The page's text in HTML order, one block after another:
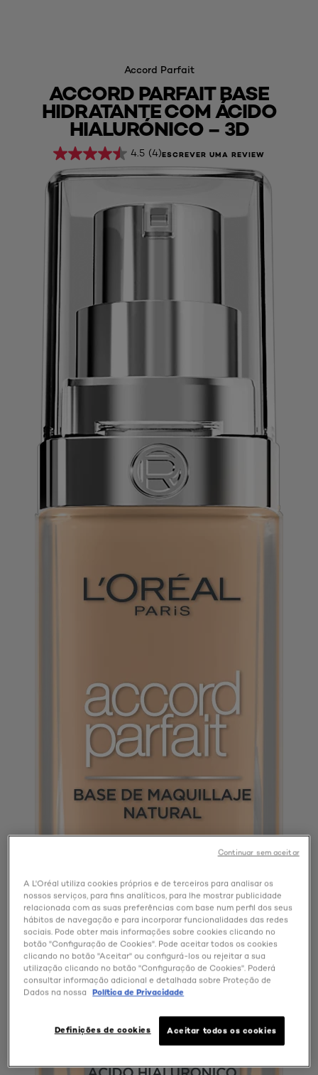
Accord Parfait
ACCORD PARFAIT BASE
HIDRATANTE COM ÁCIDO
HIALURÓNICO – 3D
4.5 (4)ESCREVER UMA REVIEW
A L'Oréal utiliza cookies próprios e de terceiros para analisar os
nossos serviços, para fins analíticos, para lhe mostrar publicidade
relacionada com as suas preferências com base num perfil dos seus
hábitos de navegação e para incorporar funcionalidades das redes
sociais. Pode obter mais informações sobre cookies clicando no
botão "Configuração de Cookies". Pode aceitar todos os cookies
clicando no botão "Aceitar" ou configurá-los ou rejeitar a sua
utilização clicando no botão "Configuração de Cookies". Poderá
consultar informação adicional e detalhada sobre Proteção de
Dados na nossa
Política de Privacidade
Definições de cookies Aceitar todos os cookies
Continuar sem aceitar